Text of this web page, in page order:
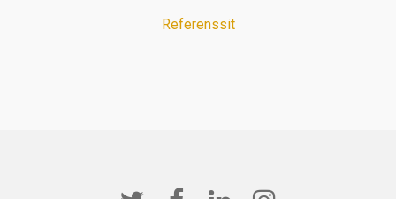
Referenssit